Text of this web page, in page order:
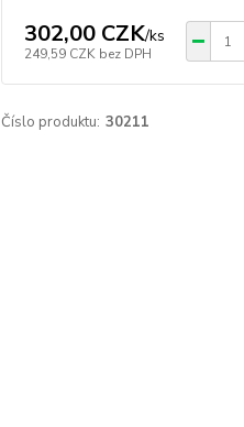
302,00 CZK/ks
249,59 CZK bez DPH
Číslo produktu: 30211